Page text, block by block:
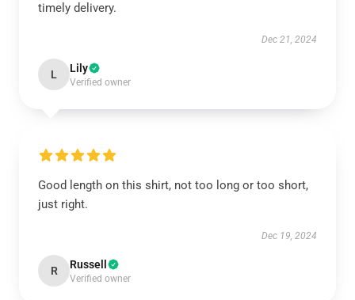
timely delivery.
Dec 21, 2024
L Lily
Verified owner
Good length on this shirt, not too long or too short,
just right.
Dec 19, 2024
R Russell
Verified owner